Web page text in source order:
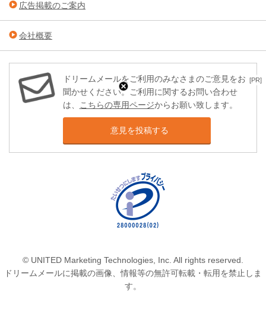
[PR]
広告掲載のご案内
会社概要
ドリームメールをご利用のみなさまのご意見をお
聞かせください。ご利用に関するお問い合わせ
は、
こちらの専用ページからお願い致します。
意見を投稿する
© UNITED Marketing Technologies, Inc. All rights reserved.
ドリームメールに掲載の画像、情報等の無許可転載・転用を禁止しま
す。